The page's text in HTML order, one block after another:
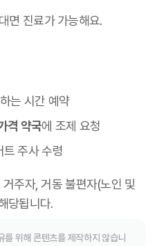
면 진료가 가능해요.
는 시간 예약
격 약국에 조제 요청
트 주사 수령
주자, 거동 불편자(노인 및
당됩니다.
위해 콘텐츠를 제작하지 않습니